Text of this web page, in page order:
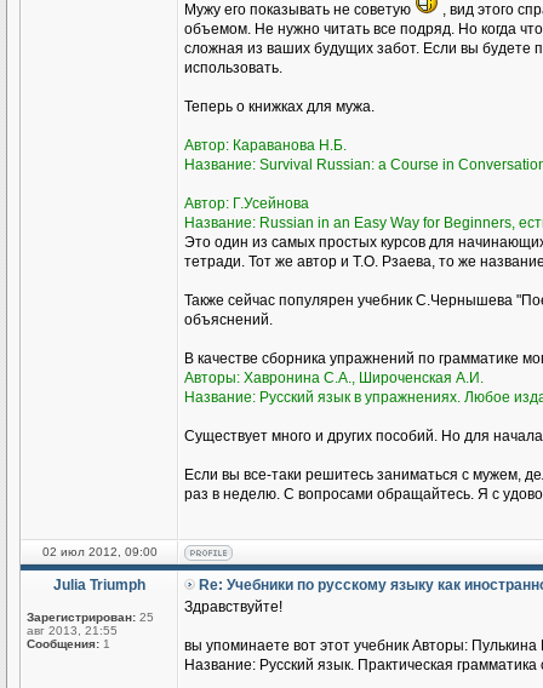
Мужу его показывать не советую
, вид этого
объемом. Не нужно читать все подряд. Но когда
сложная из ваших будущих забот. Если вы будете
использовать.
Теперь о книжках для мужа.
Автор: Караванова Н.Б.
Название: Survival Russian: а Course in
Автор: Г.Усейнова
Название: Russian in an Easy Way for Beginners,
Это один из самых простых курсов для
тетради. Тот же автор и Т.О. Рзаева, то же
Также сейчас популярен учебник С.Чернышева
объяснений.
В качестве сборника упражнений по грамматике
Авторы: Хавронина С.А., Широченская А.И.
Название: Русский язык в упражнениях. Любое
Существует много и других пособий. Но для
Если вы все-таки решитесь заниматься с мужем,
раз в неделю. С вопросами обращайтесь. Я с
02 июл 2012, 09:00
Julia Triumph
Зарегистрирован: 25
авг 2013, 21:55
Сообщения: 1
Re: Учебники по русскому языку как
Здравствуйте!
вы упоминаете вот этот учебник Авторы:
Название: Русский язык. Практическая